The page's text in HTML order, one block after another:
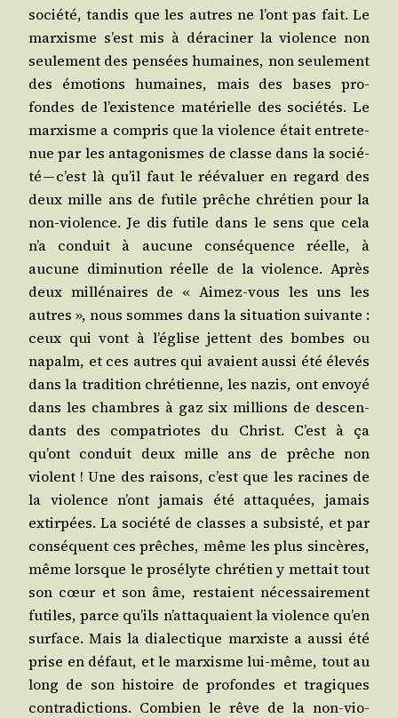
socié­té, tan­dis que les autres ne l’ont pas fait. Le
mar­xisme s’est mis à déra­ci­ner la vio­lence non
seule­ment des pen­sées humaines, non seule­ment
des émo­tions humaines, mais des bases pro­
fondes de l’existence maté­rielle des socié­tés. Le
mar­xisme a com­pris que la vio­lence était entre­te­
nue par les anta­go­nismes de classe dans la socié­
té — c’est là qu’il faut le rééva­luer en regard des
deux mille ans de futile prêche chré­tien pour la
non-vio­lence. Je dis futile dans le sens que cela
n’a conduit à aucune consé­quence réelle, à
aucune dimi­nu­tion réelle de la vio­lence. Après
deux mil­lé­naires de « Aimez-vous les uns les
autres », nous sommes dans la situa­tion sui­vante :
ceux qui vont à l’église jettent des bombes ou
napalm, et ces autres qui avaient aus­si été éle­vés
dans la tra­di­tion chré­tienne, les nazis, ont envoyé
dans les chambres à gaz six mil­lions de des­cen­
dants des com­pa­triotes du Christ. C’est à ça
qu’ont conduit deux mille ans de prêche non
violent ! Une des rai­sons, c’est que les racines de
la vio­lence n’ont jamais été atta­quées, jamais
extir­pées. La socié­té de classes a sub­sis­té, et par
consé­quent ces prêches, même les plus sin­cères,
même lorsque le pro­sé­lyte chré­tien y met­tait tout
son cœur et son âme, res­taient néces­sai­re­ment
futiles, parce qu’ils n’attaquaient la vio­lence qu’en
sur­face. Mais la dia­lec­tique mar­xiste a aus­si été
prise en défaut, et le mar­xisme lui-même, tout au
long de son his­toire de pro­fondes et tra­giques
contra­dic­tions. Com­bien le rêve de la non-vio­